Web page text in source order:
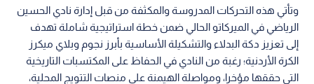
وتأتي هذه التحركات المدروسة والمكثفة من قبل إدارة نادي الحسين
الرياضي في الميركاتو الحالي ضمن خطة استراتيجية شاملة تهدف
إلى تعزيز دكة البدلاء والتشكيلة الأساسية بأبرز نجوم وبلاي ميكرز
الكرة الأردنية؛ رغبة من النادي في الحفاظ على المكتسبات التاريخية
التي حققها مؤخرا، ومواصلة الهيمنة على منصات التتويج المحلية،